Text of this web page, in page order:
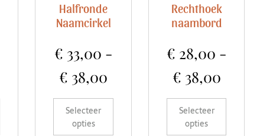
Halfronde
Naamcirkel
€ 33,00 -
€ 38,00
Selecteer
opties
Rechthoek
naambord
€ 28,00 -
€ 38,00
Selecteer
opties